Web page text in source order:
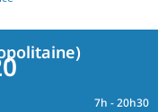
7h - 20h30